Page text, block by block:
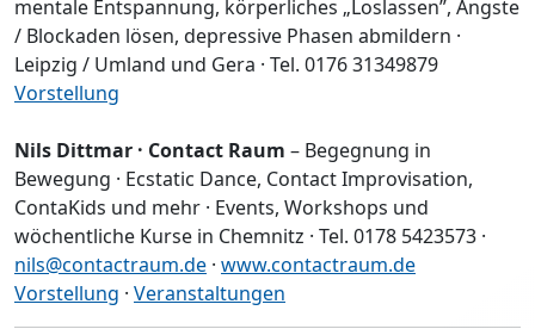
mentale Entspannung, körperliches „Loslassen”, Ängste
/ Blockaden lösen, depressive Phasen abmildern ·
Leipzig / Umland und Gera · Tel. 0176 31349879
Vorstellung
Nils Dittmar · Contact Raum – Begegnung in
Bewegung · Ecstatic Dance, Contact Improvisation,
ContaKids und mehr · Events, Workshops und
wöchentliche Kurse in Chemnitz · Tel. 0178 5423573 ·
nils@contactraum.de · www.contactraum.de
Vorstellung · Veranstaltungen